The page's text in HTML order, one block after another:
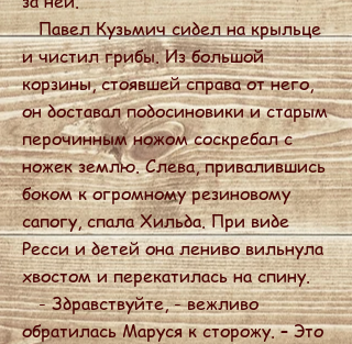
Павел Кузьмич сидел на крыльце
и чистил грибы. Из большой
корзины, стоявшей справа от него,
он доставал подосиновики и старым
перочинным ножом соскребал с
ножек землю. Слева, привалившись
боком к огромному резиновому
сапогу, спала Хильда. При виде
Ресси и детей она лениво вильнула
хвостом и перекатилась на спину.
- Здравствуйте, - вежливо
обратилась Маруся к сторожу. – Это